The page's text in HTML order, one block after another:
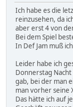
Ich habe es die
reinzusehen, da
aber erst 4 von
Bei dem Spiel
In Def Jam muß
Leider habe ich
Donnerstag
gab, bei der man
man vorher seine
Das hätte ich auf